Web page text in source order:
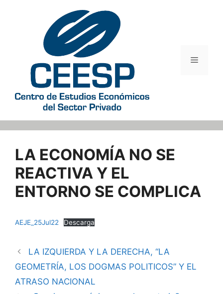
Menú
LA ECONOMÍA NO SE
REACTIVA Y EL
ENTORNO SE COMPLICA
AEJE_25Jul22 Descarga
LA IZQUIERDA Y LA DERECHA, “LA
GEOMETRÍA, LOS DOGMAS POLITICOS” Y EL
ATRASO NACIONAL